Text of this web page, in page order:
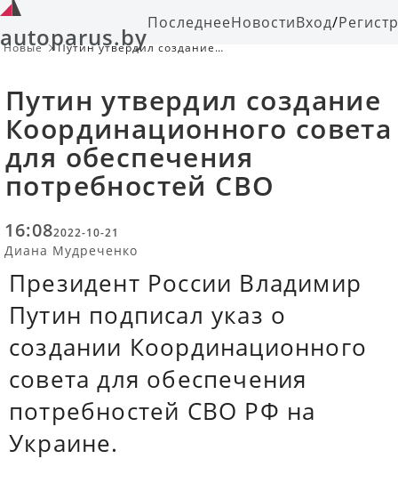
autoparus.byПоследнееНовостиВход/
Новые
Путин утвердил создание
Путин утвердил создание
Координационного совета
для обеспечения
потребностей СВО
16:082022-10-21
Диана Мудреченко
Президент России Владимир
Путин подписал указ о
создании Координационного
совета для обеспечения
потребностей СВО РФ на
Украине.